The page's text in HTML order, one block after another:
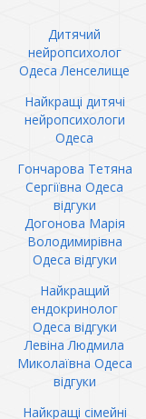
Дитячий
нейропсихолог
Одеса Ленселище
Найкращі дитячі
нейропсихологи
Одеса
Гончарова Тетяна
Сергіївна Одеса
відгуки
Догонова Марія
Володимирівна
Одеса відгуки
Найкращий
ендокринолог
Одеса відгуки
Левіна Людмила
Миколаївна Одеса
відгуки
Найкращі сімейні